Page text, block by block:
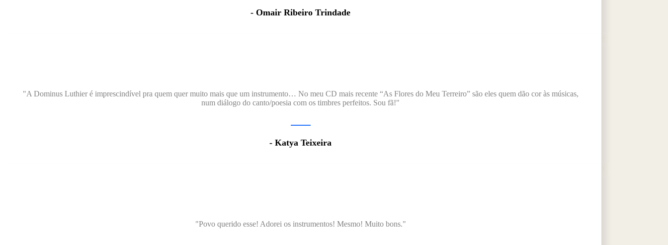
- Omair Ribeiro Trindade
"A Dominus Luthier é imprescindível pra quem quer muito mais que um instrumento… No meu CD mais recente “As Flores do Meu Terreiro” são eles quem dão cor às músicas,
num diálogo do canto/poesia com os timbres perfeitos. Sou fã!"
- Katya Teixeira
"Povo querido esse! Adorei os instrumentos! Mesmo! Muito bons."